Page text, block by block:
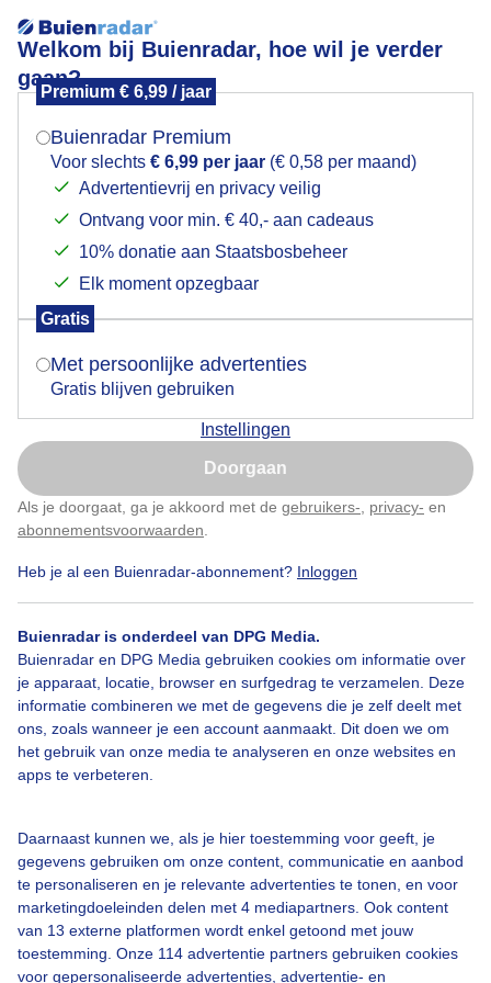
Welkom bij Buienradar, hoe wil je verder
gaan?
Premium € 6,99 / jaar
Buienradar Premium
Voor slechts € 6,99 per jaar (€ 0,58 per maand)
Advertentievrij en privacy veilig
Ontvang voor min. € 40,- aan cadeaus
10% donatie aan Staatsbosbeheer
Elk moment opzegbaar
Gratis
Met persoonlijke advertenties
Gratis blijven gebruiken
Instellingen
Doorgaan
Als je doorgaat, ga je akkoord met de gebruikers- privacy- en
abonnementsvoorwaarden
Heb je al een Buienradar-abonnement? Inloggen
Buienradar is onderdeel van DPG Media.
Buienradar en DPG Media gebruiken cookies om informatie over
je apparaat, locatie, browser en surfgedrag te verzamelen. Deze
informatie combineren we met de gegevens die je zelf deelt met
ons, zoals wanneer je een account aanmaakt. Dit doen we om
het gebruik van onze media te analyseren en onze websites en
apps te verbeteren.
Daarnaast kunnen we, als je hier toestemming voor geeft, je
gegevens gebruiken om onze content, communicatie en aanbod
te personaliseren en je relevante advertenties te tonen, en voor
marketingdoeleinden delen met 4 mediapartners. Ook content
van 13 externe platformen wordt enkel getoond met jouw
toestemming. Onze 114 advertentie partners gebruiken cookies
voor gepersonaliseerde advertenties, advertentie- en
anderweer
Een moment geduld aub...
Populaire categorieën
Lente
Zomer
Over Buienradar
Bedrijfsgegevens
Veelgestelde vragen
Contact
Toegankelijkheid
Buienradar Team
Privacy beleid
Cookie beleid
Privacy instellingen
Mogen we je locatie gebruiken voor het
Indien je hier nog geen akkoord op hebt gegeven,
verschijnt er zo een pop-up uit je browser waarin
Is goed, toon de popup
Nu niet, misschien later
Klik hierom dit aan te passen